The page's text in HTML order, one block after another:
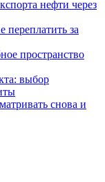
нефти через
за
пространство
выбор
снова и